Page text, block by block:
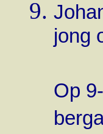
jong
Op